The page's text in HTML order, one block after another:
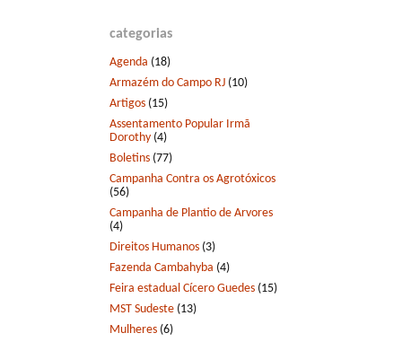
categorias
Agenda (18)
Armazém do Campo RJ (10)
Artigos (15)
Assentamento Popular Irmã
Dorothy (4)
Boletins (77)
Campanha Contra os Agrotóxicos
(56)
Campanha de Plantio de Arvores
(4)
Direitos Humanos (3)
Fazenda Cambahyba (4)
Feira estadual Cícero Guedes (15)
MST Sudeste (13)
Mulheres (6)